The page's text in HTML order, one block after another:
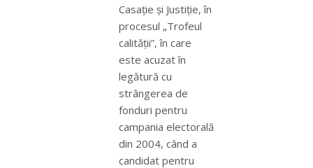
Casaţie şi Justiţie, în
procesul „Trofeul
calităţii”, în care
este acuzat în
legătură cu
strângerea de
fonduri pentru
campania electorală
din 2004, când a
candidat pentru